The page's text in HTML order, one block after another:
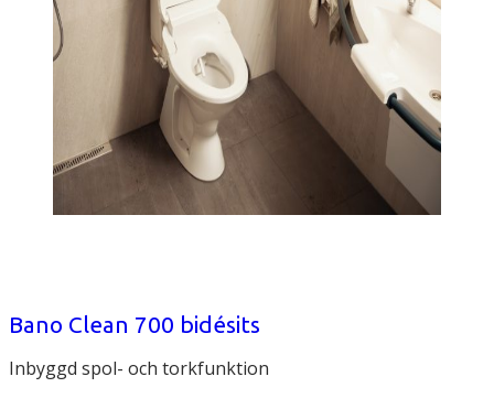
Bano Clean 700 bidésits
Inbyggd spol- och torkfunktion